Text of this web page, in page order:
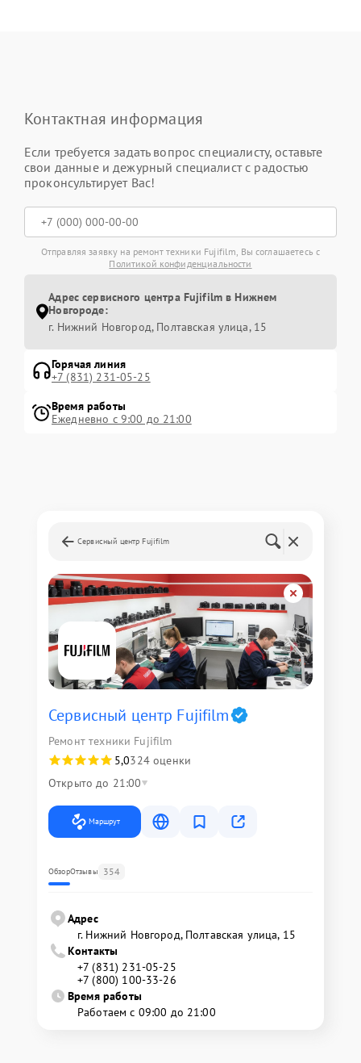
Контактная информация
Если требуется задать вопрос специалисту, оставьте
свои данные и дежурный специалист с радостью
проконсультирует Вас!
Отправляя заявку на ремонт техники Fujifilm, Вы соглашаетесь с
Политикой конфиденциальности
Адрес сервисного центра Fujifilm в Нижнем
Новгороде:
г. Нижний Новгород, Полтавская улица, 15
Горячая линия
+7 (831) 231-05-25
Время работы
Ежедневно с 9:00 до 21:00
Сервисный центр Fujifilm
Сервисный центр Fujifilm
Ремонт техники Fujifilm
5,0324 оценки
Открыто до 21:00
Маршрут
ОбзорОтзывы 354
Адрес
г. Нижний Новгород, Полтавская улица, 15
Контакты
+7 (831) 231-05-25
+7 (800) 100-33-26
Время работы
Работаем с 09:00 до 21:00